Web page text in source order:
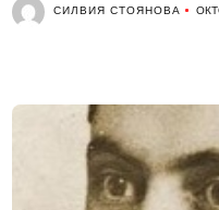
СИЛВИЯ СТОЯНОВА